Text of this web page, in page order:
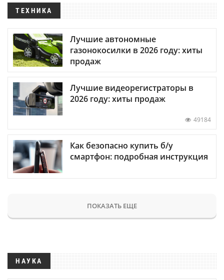
ТЕХНИКА
Лучшие автономные
газонокосилки в 2026 году: хиты
продаж
Лучшие видеорегистраторы в
2026 году: хиты продаж
49184
Как безопасно купить б/у
смартфон: подробная инструкция
ПОКАЗАТЬ ЕЩЕ
НАУКА